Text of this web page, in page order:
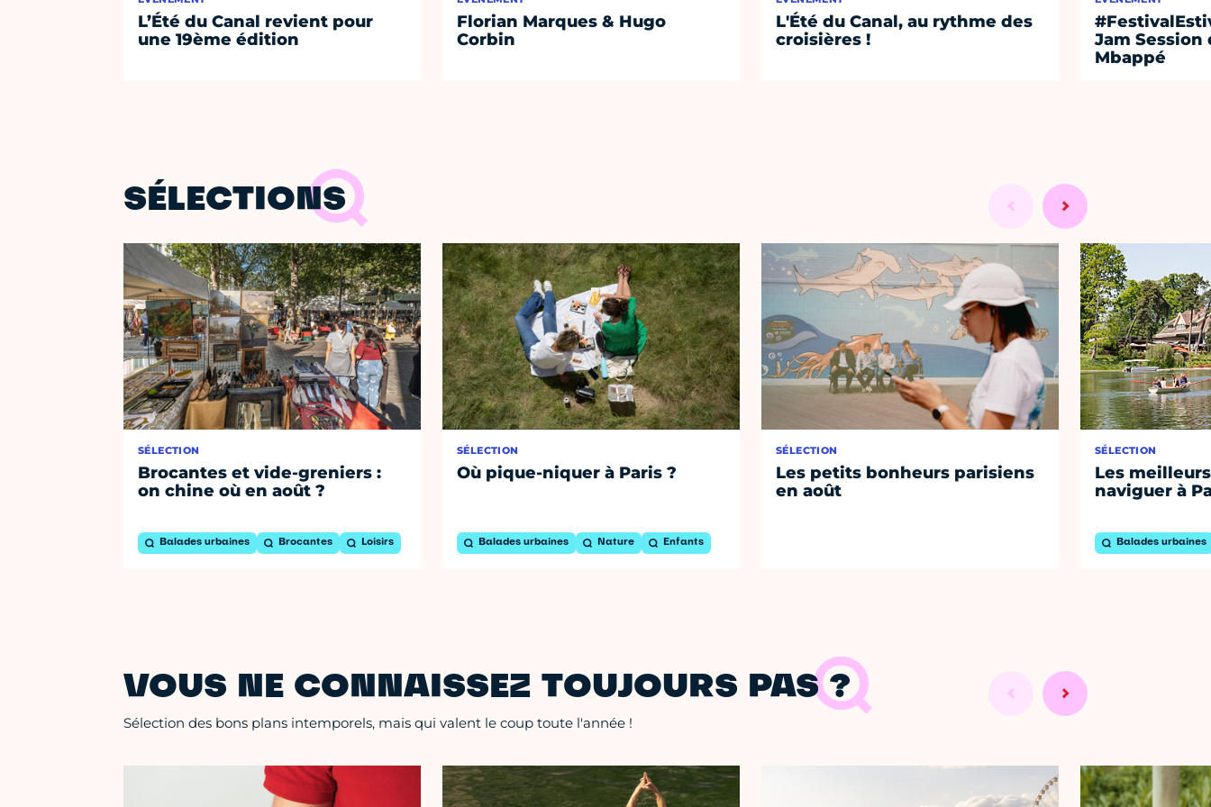
L’Été du Canal revient pour
une 19ème édition
Florian Marques & Hugo
Corbin
L'Été du Canal, au rythme des
croisières !
Jam Session
Mbappé
SÉLECTIONS
SÉLECTION
Brocantes et vide-greniers :
on chine où en août ?
Balades urbaines Brocantes Loisirs
SÉLECTION
Où pique-niquer à Paris ?
Balades urbaines Nature Enfants
SÉLECTION
Les petits bonheurs parisiens
en août
SÉLECTION
Les
naviguer à
Balades urbaines
VOUS NE CONNAISSEZ TOUJOURS PAS ?
Sélection des bons plans intemporels, mais qui valent le coup toute l'année !